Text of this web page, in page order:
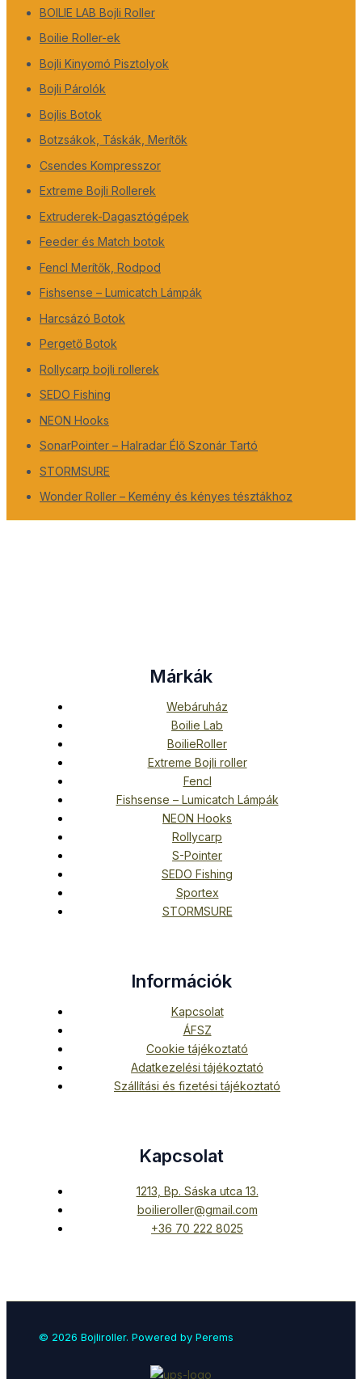
BOILIE LAB Bojli Roller
Boilie Roller-ek
Bojli Kinyomó Pisztolyok
Bojli Párolók
Bojlis Botok
Botzsákok, Táskák, Merítők
Csendes Kompresszor
Extreme Bojli Rollerek
Extruderek-Dagasztógépek
Feeder és Match botok
Fencl Merítők, Rodpod
Fishsense – Lumicatch Lámpák
Harcsázó Botok
Pergető Botok
Rollycarp bojli rollerek
SEDO Fishing
NEON Hooks
SonarPointer – Halradar Élő Szonár Tartó
STORMSURE
Wonder Roller – Kemény és kényes tésztákhoz
Márkák
Webáruház
Boilie Lab
BoilieRoller
Extreme Bojli roller
Fencl
Fishsense – Lumicatch Lámpák
NEON Hooks
Rollycarp
S-Pointer
SEDO Fishing
Sportex
STORMSURE
Információk
Kapcsolat
ÁFSZ
Cookie tájékoztató
Adatkezelési tájékoztató
Szállítási és fizetési tájékoztató
Kapcsolat
1213, Bp. Sáska utca 13.
boilieroller@gmail.com
+36 70 222 8025
© 2026 Bojliroller. Powered by Perems